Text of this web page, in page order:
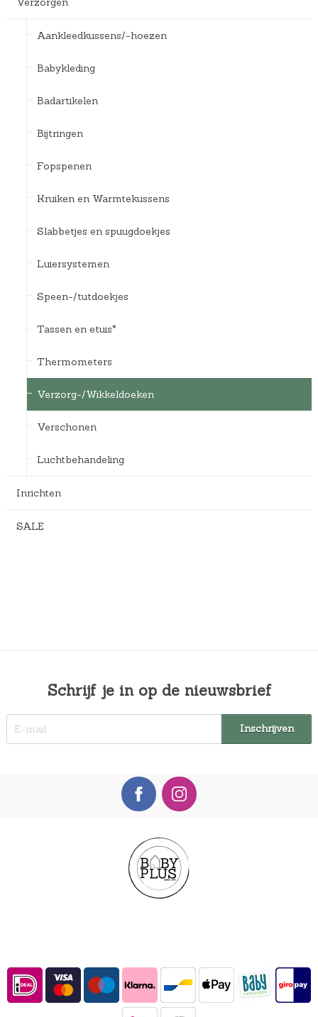
Aankleedkussens/-hoezen
Babykleding
Badartikelen
Bijtringen
Fopspenen
Kruiken en Warmtekussens
Slabbetjes en spuugdoekjes
Luiersystemen
Speen-/tutdoekjes
Tassen en etuis*
Thermometers
Verzorg-/Wikkeldoeken
Verschonen
Luchtbehandeling
Inrichten
SALE
Schrijf je in op de nieuwsbrief